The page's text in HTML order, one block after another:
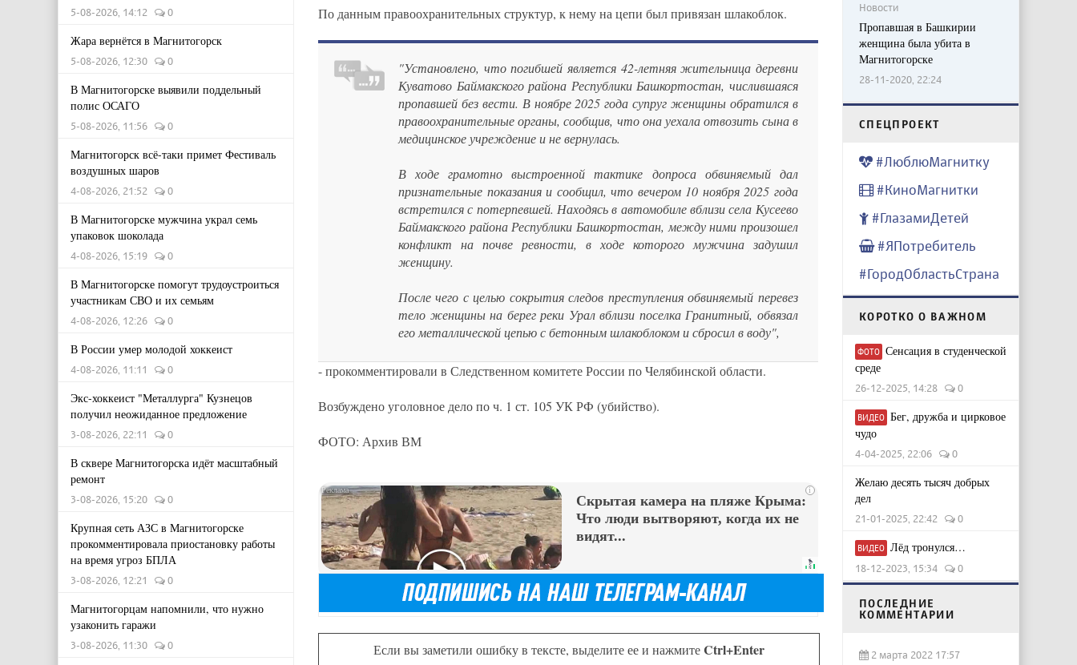
5-08-2026, 14:12 0
Жара вернётся в Магнитогорск
5-08-2026, 12:30 0
В Магнитогорске выявили поддельный
полис ОСАГО
5-08-2026, 11:56 0
Магнитогорск всё-таки примет Фестиваль
воздушных шаров
4-08-2026, 21:52 0
В Магнитогорске мужчина украл семь
упаковок шоколада
4-08-2026, 15:19 0
В Магнитогорске помогут трудоустроиться
участникам СВО и их семьям
4-08-2026, 12:26 0
В России умер молодой хоккеист
4-08-2026, 11:11 0
Экс-хоккеист "Металлурга" Кузнецов
получил неожиданное предложение
3-08-2026, 22:11 0
В сквере Магнитогорска идёт масштабный
ремонт
3-08-2026, 15:20 0
Крупная сеть АЗС в Магнитогорске
прокомментировала приостановку работы
на время угроз БПЛА
3-08-2026, 12:21 0
Магнитогорцам напомнили, что нужно
узаконить гаражи
3-08-2026, 11:30 0
По данным правоохранительных структур, к нему на цепи был привязан шлакоблок.
"Установлено, что погибшей является 42-летняя жительница деревни
Куватово Баймакского района Республики Башкортостан, числившаяся
пропавшей без вести. В ноябре 2025 года супруг женщины обратился в
правоохранительные органы, сообщив, что она уехала отвозить сына в
медицинское учреждение и не вернулась.
В ходе грамотно выстроенной тактике допроса обвиняемый дал
признательные показания и сообщил, что вечером 10 ноября 2025 года
встретился с потерпевшей. Находясь в автомобиле вблизи села Кусеево
Баймакского района Республики Башкортостан, между ними произошел
конфликт на почве ревности, в ходе которого мужчина задушил
женщину.
После чего с целью сокрытия следов преступления обвиняемый перевез
тело женщины на берег реки Урал вблизи поселка Гранитный, обвязал
его металлической цепью с бетонным шлакоблоком и сбросил в воду",
- прокомментировали в Следственном комитете России по Челябинской области.
Возбуждено уголовное дело по ч. 1 ст. 105 УК РФ (убийство).
ФОТО: Архив ВМ
i
Скрытая камера на пляже Крыма:
Что люди вытворяют, когда их не
видят...
Если вы заметили ошибку в тексте, выделите ее и нажмитеCtrl+Enter
Новости
Пропавшая в Башкирии
женщина была убита в
Магнитогорске
28-11-2020, 22:24
CПЕЦПРОЕКТ
#ЛюблюМагнитку
#КиноМагнитки
#ГлазамиДетей
#ЯПотребитель
#ГородОбластьСтрана
КОРОТКО О ВАЖНОМ
ФОТО Сенсация в студенческой
среде
26-12-2025, 14:28 0
ВИДЕО Бег, дружба и цирковое
чудо
4-04-2025, 22:06 0
Желаю десять тысяч добрых
дел
21-01-2025, 22:42 0
ВИДЕО Лёд тронулся…
18-12-2023, 15:34 0
ПОСЛЕДНИЕ
КОММЕНТАРИИ
2 марта 2022 17:57